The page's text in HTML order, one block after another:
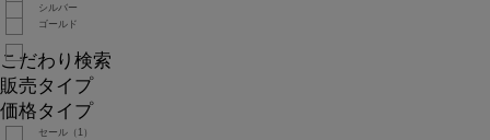
シルバー
ゴールド
こだわり検索
販売タイプ
価格タイプ
セール（1）